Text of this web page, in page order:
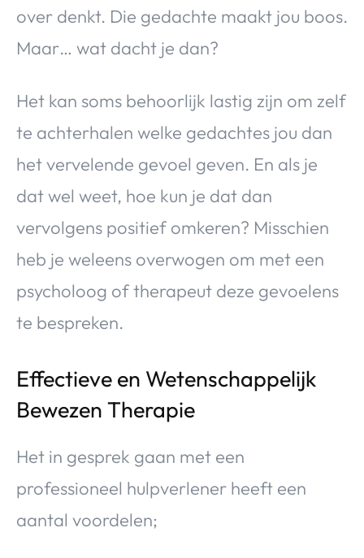
over denkt. Die gedachte maakt jou boos.
Maar… wat dacht je dan?
Het kan soms behoorlijk lastig zijn om zelf
te achterhalen welke gedachtes jou dan
het vervelende gevoel geven. En als je
dat wel weet, hoe kun je dat dan
vervolgens positief omkeren? Misschien
heb je weleens overwogen om met een
psycholoog of therapeut deze gevoelens
te bespreken.
Effectieve en Wetenschappelijk
Bewezen Therapie
Het in gesprek gaan met een
professioneel hulpverlener heeft een
aantal voordelen;